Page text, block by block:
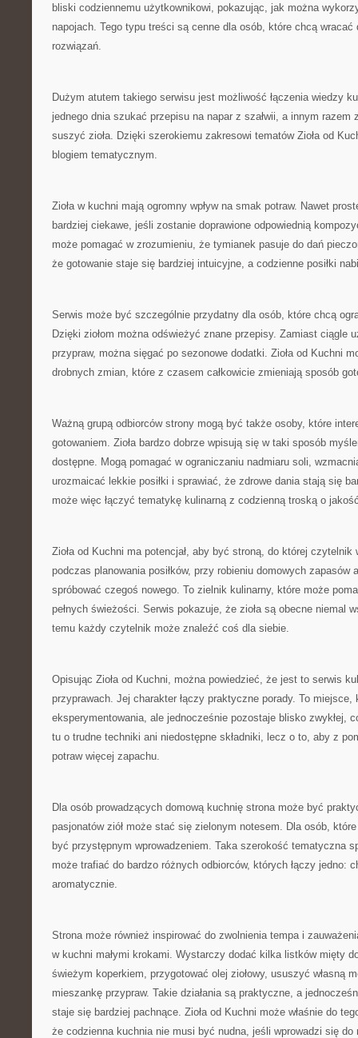
bliski codziennemu użytkownikowi, pokazując, jak można
napojach. Tego typu treści są cenne dla osób, które chcą wracać
rozwiązań.
Dużym atutem takiego serwisu jest możliwość łączenia wiedzy
jednego dnia szukać przepisu na napar z szałwii, a innym
suszyć zioła. Dzięki szerokiemu zakresowi tematów Zioła od
blogiem tematycznym.
Zioła w kuchni mają ogromny wpływ na smak potraw. Nawet
bardziej ciekawe, jeśli zostanie doprawione odpowiednią
może pomagać w zrozumieniu, że tymianek pasuje do dań
że gotowanie staje się bardziej intuicyjne, a codzienne posiłki
Serwis może być szczególnie przydatny dla osób, które chcą
Dzięki ziołom można odświeżyć znane przepisy. Zamiast ciągle
przypraw, można sięgać po sezonowe dodatki. Zioła od Kuchni
drobnych zmian, które z czasem całkowicie zmieniają sposób
Ważną grupą odbiorców strony mogą być także osoby, które
gotowaniem. Zioła bardzo dobrze wpisują się w taki sposób
dostępne. Mogą pomagać w ograniczaniu nadmiaru soli,
urozmaicać lekkie posiłki i sprawiać, że zdrowe dania stają się
może więc łączyć tematykę kulinarną z codzienną troską o
Zioła od Kuchni ma potencjał, aby być stroną, do której czytelnik
podczas planowania posiłków, przy robieniu domowych zapasów
spróbować czegoś nowego. To zielnik kulinarny, które może
pełnych świeżości. Serwis pokazuje, że zioła są obecne niemal
temu każdy czytelnik może znaleźć coś dla siebie.
Opisując Zioła od Kuchni, można powiedzieć, że jest to serwis
przyprawach. Jej charakter łączy praktyczne porady. To
eksperymentowania, ale jednocześnie pozostaje blisko zwykłej,
tu o trudne techniki ani niedostępne składniki, lecz o to, aby z
potraw więcej zapachu.
Dla osób prowadzących domową kuchnię strona może być
pasjonatów ziół może stać się zielonym notesem. Dla osób,
być przystępnym wprowadzeniem. Taka szerokość tematyczna
może trafiać do bardzo różnych odbiorców, których łączy jedno:
aromatycznie.
Strona może również inspirować do zwolnienia tempa i
w kuchni małymi krokami. Wystarczy dodać kilka listków mięty
świeżym koperkiem, przygotować olej ziołowy, ususzyć własną
mieszankę przypraw. Takie działania są praktyczne, a
staje się bardziej pachnące. Zioła od Kuchni może właśnie do
że codzienna kuchnia nie musi być nudna, jeśli wprowadzi się do